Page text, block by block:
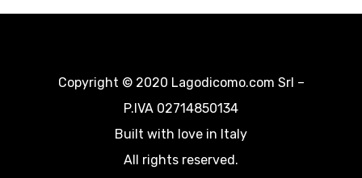
Copyright © 2020 Lagodicomo.com Srl –
P.IVA 02714850134
Built with love in Italy
All rights reserved.
Spiagge
Escursioni
Cultura
Contattaci
EN